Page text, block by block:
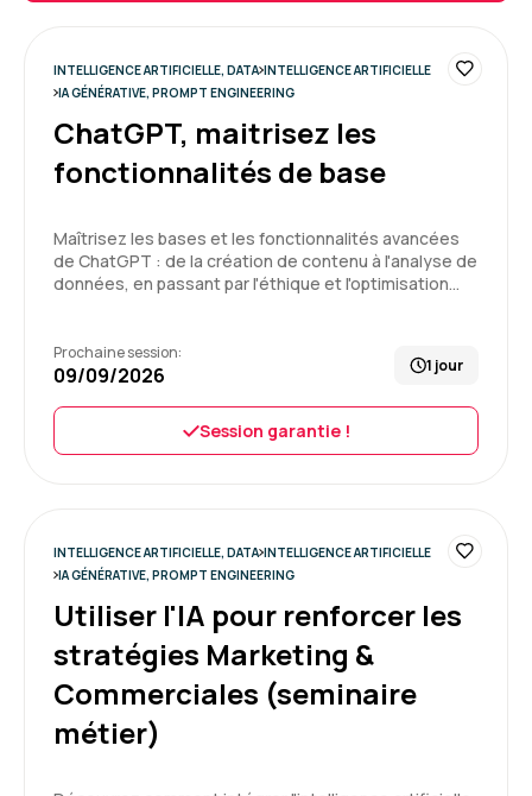
Formation : IA générative, travaillez 3 fois plus vite
Enchantée par cette 1ère expérience, formation
très intéressante, bon équilibre entre la théorie
Formation : IA générative, travaillez 3 fois plus vite
Je suis entièrement satisfait de la formation.
Etant un novice sur le sujet IA, j'en suis ressorti
avec une très bonne compréhension des
enjeux, du (méga) écosystème de l'industrie,
des principes de fonctionnement de l'IA et sur
les bonnes pratiques de "prompting". Bravo à
Aelion et bravo à notre Formateur. Encore
INTELLIGENCE ARTIFICIELLE, DATA INTELLIGENCE ARTIFICIELLE
IA GÉNÉRATIVE, PROMPT ENGINEERING
ChatGPT, maitrisez les
fonctionnalités de base
Maîtrisez les bases et les fonctionnalités avancées
de ChatGPT : de la création de contenu à l'analyse de
données, en passant par l'éthique et l'optimisation…
Prochaine session:
09/09/2026 1 jour
Session garantie !
INTELLIGENCE ARTIFICIELLE, DATA INTELLIGENCE ARTIFICIELLE
IA GÉNÉRATIVE, PROMPT ENGINEERING
Utiliser l'IA pour renforcer les
stratégies Marketing &
Commerciales (seminaire
métier)